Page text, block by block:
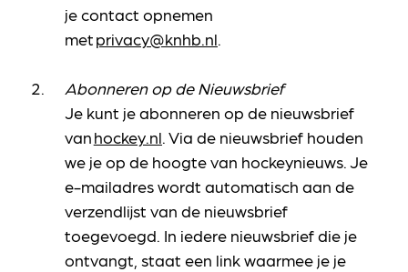
je contact opnemen
metprivacy@knhb.nl.
Abonneren op de Nieuwsbrief
Je kunt je abonneren op de nieuwsbrief
vanhockey.nl. Via de nieuwsbrief houden
we je op de hoogte van hockeynieuws. Je
e-mailadres wordt automatisch aan de
verzendlijst van de nieuwsbrief
toegevoegd. In iedere nieuwsbrief die je
ontvangt, staat een link waarmee je je